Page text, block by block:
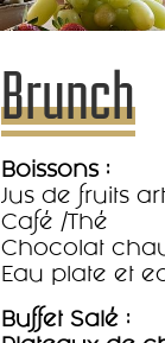
Brunch
Boissons :
Jus de fruits
Café /Thé
Chocolat
Eau plate et
Buffet Salé :